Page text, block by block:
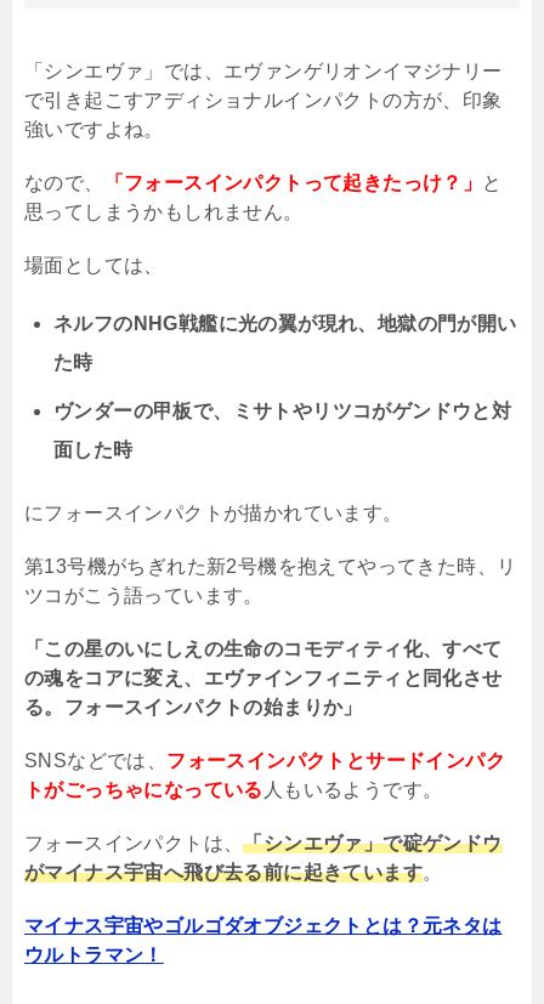
「シンエヴァ」では、エヴァンゲリオンイマジナリー
で引き起こすアディショナルインパクトの方が、印象
強いですよね。
なので、 「フォースインパクトって起きたっけ？」 と
思ってしまうかもしれません。
場面としては、
ネルフのNHG戦艦に光の翼が現れ、地獄の門が開い
た時
ヴンダーの甲板で、ミサトやリツコがゲンドウと対
面した時
にフォースインパクトが描かれています。
第13号機がちぎれた新2号機を抱えてやってきた時、リ
ツコがこう語っています。
「この星のいにしえの生命のコモディティ化、すべて
の魂をコアに変え、エヴァインフィニティと同化させ
る。フォースインパクトの始まりか」
SNSなどでは、 フォースインパクトとサードインパク
トがごっちゃになっている 人もいるようです。
フォースインパクトは、「シンエヴァ」で碇ゲンドウ
がマイナス宇宙へ飛び去る前に起きています。
マイナス宇宙やゴルゴダオブジェクトとは？元ネタは
ウルトラマン！